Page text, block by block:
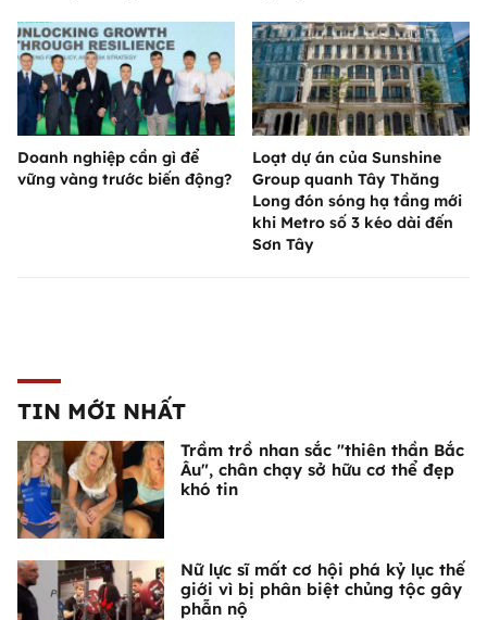
Doanh nghiệp cần gì để
vững vàng trước biến động?
Loạt dự án của Sunshine
Group quanh Tây Thăng
Long đón sóng hạ tầng mới
khi Metro số 3 kéo dài đến
Sơn Tây
TIN MỚI NHẤT
Trầm trồ nhan sắc "thiên thần Bắc
Âu", chân chạy sở hữu cơ thể đẹp
khó tin
Nữ lực sĩ mất cơ hội phá kỷ lục thế
giới vì bị phân biệt chủng tộc gây
phẫn nộ